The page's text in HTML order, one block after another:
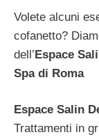
Volete alcuni
cofanetto?
dell’Espace
Spa di Roma
Espace Salin
Trattamenti in